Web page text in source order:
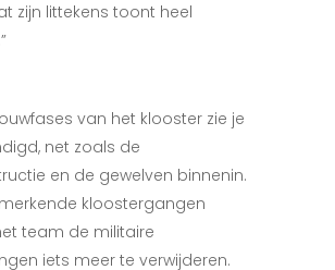
zijn littekens toont heel
van het klooster zie je
net zoals de
en de gewelven binnenin.
kloostergangen
team de militaire
iets meer te verwijderen.